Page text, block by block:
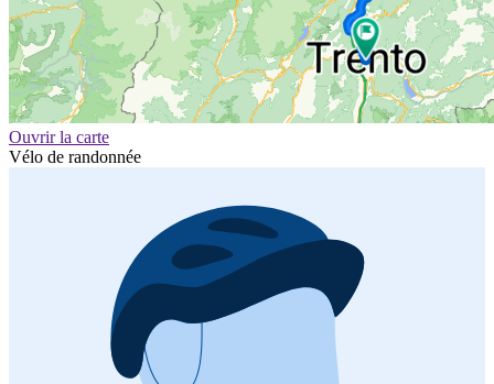
Ouvrir la carte
Vélo de randonnée